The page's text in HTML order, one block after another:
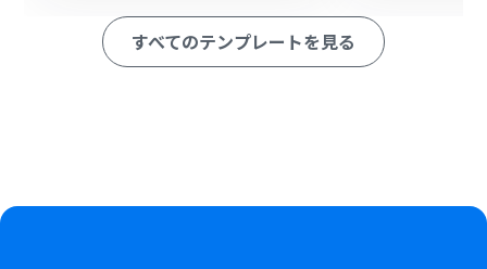
※「トリガー」：フロー起動のきっかけとなるアクション、「オ
ペレーション」：トリガー起動後、フロー内で処理を行うアク
ラベルなどは任意で設定可能です。Google Driveで取得
すべてのテンプレートを見る